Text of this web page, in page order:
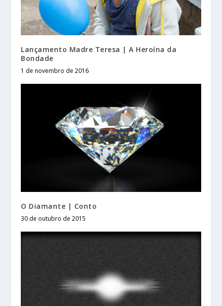
Lançamento Madre Teresa | A Heroína da
Bondade
1 de novembro de 2016
O Diamante | Conto
30 de outubro de 2015